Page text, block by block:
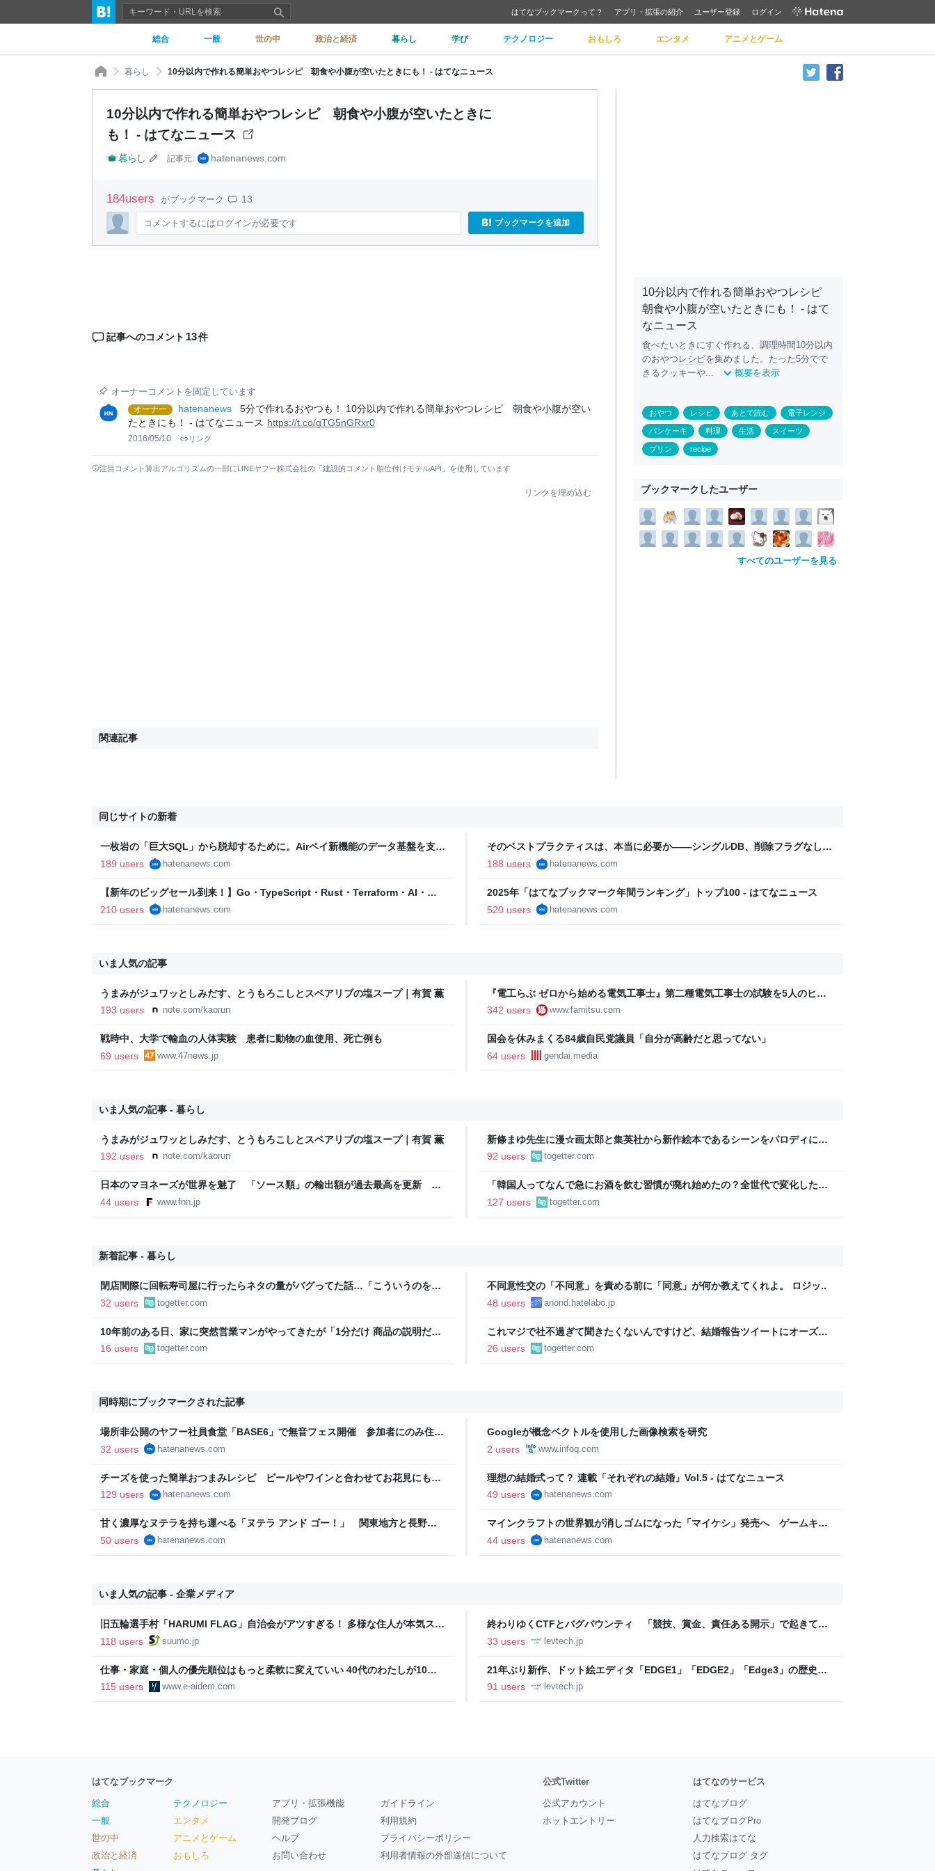
はてなブックマークって？ アプリ・拡張の紹介 ユーザー登録 ログイン
総合 一般 世の中 政治と経済 暮らし 学び テクノロジー おもしろ エンタメ アニメとゲーム
暮らし 10分以内で作れる簡単おやつレシピ 朝食や小腹が空いたときにも！ - はてなニュース
10分以内で作れる簡単おやつレシピ 朝食や小腹が空いたときに
も！ - はてなニュース
暮らし 記事元: hatenanews.com
184users がブックマーク 13
コメントするにはログインが必要です ブックマークを追加
記事へのコメント 13件
オーナーコメントを固定しています
オーナー hatenanews
5分で作れるおやつも！ 10分以内で作れる簡単おやつレシピ 朝食や小腹が空い
たときにも！ - はてなニュース https://t.co/gTG5nGRxr0
2016/05/10 リンク
注目コメント算出アルゴリズムの一部にLINEヤフー株式会社の「建設的コメント順位付けモデルAPI」を使用しています
リンクを埋め込む
関連記事
10分以内で作れる簡単おやつレシピ
朝食や小腹が空いたときにも！ - はて
なニュース
食べたいときにすぐ作れる、調理時間10分以内
のおやつ レシピを集めました。たった5分でで
きるクッキーや...
概要を表示
おやつ レシピ あとで読む 電子レンジ
パンケーキ 料理 生活 スイーツ
プリン recipe
ブックマークしたユーザー
すべてのユーザーを見る
同じサイトの新着
一枚岩の「巨大SQL」から脱却するために。Airペイ新機能のデータ基盤を支え
る、ニジボックスの技術力 - はてなニュース
189 users hatenanews.com
そのベストプラクティスは、本当に必要か——シングルDB、削除フラグなし、
Devin全社導入に共通するFaciloの設計思想 - はてなニュース
188 users hatenanews.com
【新年のビッグセール到来！】Go・TypeScript・Rust・Terraform・AI・英
語＆資格 - 2026年の開発現場で生きる技術をUdemyで学ぶ！ - はてなニュース
210 users hatenanews.com
2025年「はてなブックマーク年間ランキング」トップ100 - はてなニュース
520 users
hatenanews.com
いま人気の記事
うまみがジュワッとしみだす、とうもろこしとスペアリブの塩スープ｜有賀 薫
193 users
note.com/kaorun
『電工らぶ ゼロから始める電気工事士』第二種電気工事士の試験を5人のヒロ
インと勉強。青春しながら“過去問1000問”や“本番形式CBT模擬試験”で本格的
に学べるノベルゲーム | ゲーム・エンタメ最新情報のファミ通.com
342 users www.famitsu.com
戦時中、大学で輸血の人体実験 患者に動物の血使用、死亡例も
69 users
www.47news.jp
国会を休みまくる84歳自民党議員「自分が高齢だと思ってない」
64 users
gendai.media
いま人気の記事 - 暮らし
うまみがジュワッとしみだす、とうもろこしとスペアリブの塩スープ｜有賀 薫
192 users
note.com/kaorun
新條まゆ先生に漫☆画太郎と集英社から新作絵本であるシーンをパロディに使
いたいと連絡があり承諾したら家宝レベルのとんでもないものが届いた
92 users togetter.com
日本のマヨネーズが世界を魅了 「ソース類」の輸出額が過去最高を更新 人
気の裏には卵黄のコク アメリカでは“日本風”が誕生｜FNNプライムオンライ
44 users www.fnn.jp
「韓国人ってなんで急にお酒を飲む習慣が廃れ始めたの？全世代で変化したよ
うに見える」韓国から実感を伴うリプが多数
127 users togetter.com
新着記事 - 暮らし
閉店間際に回転寿司屋に行ったらネタの量がバグってた話…「こういうのを晒
さないで」という声もあるが広報から「得々ゾーン」という正規サービスだと
32 users togetter.com
不同意性交の「不同意」を責める前に「同意」が何か教えてくれよ。 ロジッ..
48 users
anond.hatelabo.jp
10年前のある日、家に突然営業マンがやってきたが「1分だけ 商品の説明だけ
でも」としつこく、断っても「じゃあどうすれば話聞いてくれますか」と言わ
れたので、ある方法で解決することに
16 users togetter.com
これマジで社不過ぎて聞きたくないんですけど、結婚報告ツイートにオーズみ
たいな並びで指輪3つ写ってるの何なんですか。仲人の分？
26 users togetter.com
同時期にブックマークされた記事
場所非公開のヤフー社員食堂「BASE6」で無音フェス開催 参加者にのみ住所
を開示 - はてなニュース
32 users hatenanews.com
Googleが概念ベクトルを使用した画像検索を研究
2 users
www.infoq.com
チーズを使った簡単おつまみレシピ ビールやワインと合わせてお花見にも！
- はてなニュース
129 users hatenanews.com
理想の結婚式って？ 連載「それぞれの結婚」Vol.5 - はてなニュース
49 users
hatenanews.com
甘く濃厚なヌテラを持ち運べる「ヌテラ アンド ゴー！」 関東地方と長野県
で先行発売 - はてなニュース
50 users hatenanews.com
マインクラフトの世界観が消しゴムになった「マイケシ」発売へ ゲームキャ
ラやアイテムを再現 - はてなニュース
44 users hatenanews.com
いま人気の記事 - 企業メディア
旧五輪選手村「HARUMI FLAG」自治会がアツすぎる！ 多様な住人が本気スキ
ルで挑む、盆踊り2万人集客や交通改善など“街の価値向上”戦略 東京・中央
118 users suumo.jp
終わりゆくCTFとバグバウンティ 「競技、賞金、責任ある開示」で起きてい
ること【フォーカス】 - レバテックLAB
33 users levtech.jp
仕事・家庭・個人の優先順位はもっと柔軟に変えていい 40代のわたしが10年
後の自分に伝えたいこと - りっすん by イーアイデム
115 users www.e-aidem.com
21年ぶり新作、ドット絵エディタ「EDGE1」「EDGE2」「Edge3」の歴史に
ついて作者に聞く【フォーカス】 - レバテックLAB
91 users levtech.jp
はてなブックマーク
総合
一般
世の中
政治と経済
テクノロジー
エンタメ
アニメとゲーム
おもしろ
アプリ・拡張機能
開発ブログ
ヘルプ
お問い合わせ
ガイドライン
利用規約
プライバシーポリシー
利用者情報の外部送信について
公式Twitter
公式アカウント
ホットエントリー
はてなのサービス
はてなブログ
はてなブログPro
人力検索はてな
はてなブログ タグ